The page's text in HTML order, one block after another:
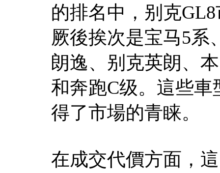
的排名中，别克
厥後挨次是宝马5系
朗逸、别克英朗、
和奔跑C级。這些
得了市場的青睐。
在成交代價方面，